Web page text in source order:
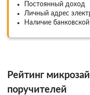
Постоянный доход
Личный адрес
Наличие
Рейтинг
поручителей